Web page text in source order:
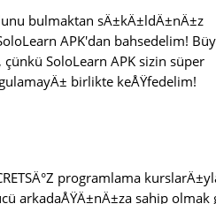
bulmaktan sÄ±kÄ±ldÄ±nÄ±z
APK'dan bahsedelim!
SoloLearn APK sizin süper
birlikte keÅŸfedelim!
programlama
arkadaÅŸÄ±nÄ±za sahip olmak